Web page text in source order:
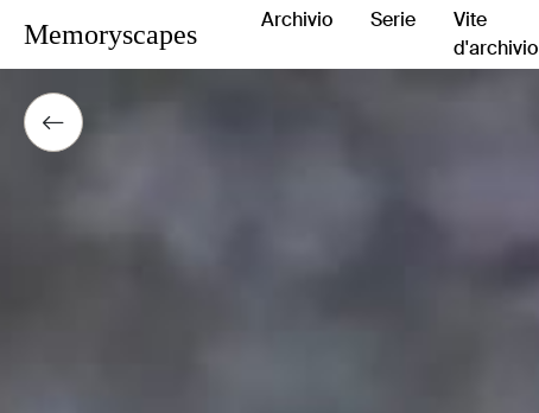
Memoryscapes Archivio Serie
Vite
d'archivio